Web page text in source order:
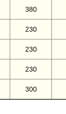
380
230
230
230
300